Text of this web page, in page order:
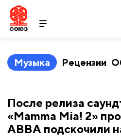
Музыка Рецензии
После релиза
«Mamma Mia! 2»
ABBA подскочили